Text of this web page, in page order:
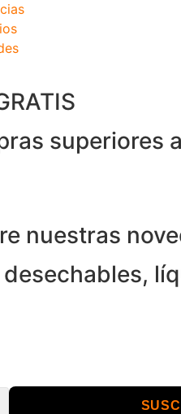
superiores
nuestras
desechables,